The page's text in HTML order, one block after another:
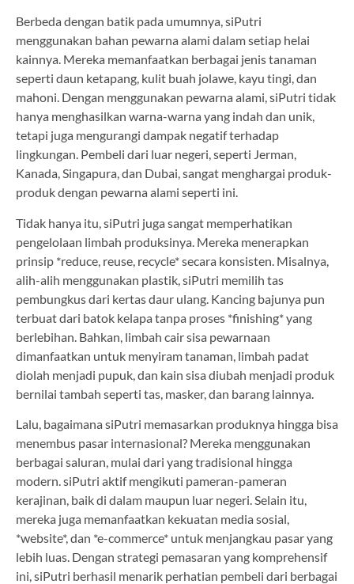
Berbeda dengan batik pada umumnya, siPutri
menggunakan bahan pewarna alami dalam setiap helai
kainnya. Mereka memanfaatkan berbagai jenis tanaman
seperti daun ketapang, kulit buah jolawe, kayu tingi, dan
mahoni. Dengan menggunakan pewarna alami, siPutri tidak
hanya menghasilkan warna-warna yang indah dan unik,
tetapi juga mengurangi dampak negatif terhadap
lingkungan. Pembeli dari luar negeri, seperti Jerman,
Kanada, Singapura, dan Dubai, sangat menghargai produk-
produk dengan pewarna alami seperti ini.
Tidak hanya itu, siPutri juga sangat memperhatikan
pengelolaan limbah produksinya. Mereka menerapkan
prinsip *reduce, reuse, recycle* secara konsisten. Misalnya,
alih-alih menggunakan plastik, siPutri memilih tas
pembungkus dari kertas daur ulang. Kancing bajunya pun
terbuat dari batok kelapa tanpa proses *finishing* yang
berlebihan. Bahkan, limbah cair sisa pewarnaan
dimanfaatkan untuk menyiram tanaman, limbah padat
diolah menjadi pupuk, dan kain sisa diubah menjadi produk
bernilai tambah seperti tas, masker, dan barang lainnya.
Lalu, bagaimana siPutri memasarkan produknya hingga bisa
menembus pasar internasional? Mereka menggunakan
berbagai saluran, mulai dari yang tradisional hingga
modern. siPutri aktif mengikuti pameran-pameran
kerajinan, baik di dalam maupun luar negeri. Selain itu,
mereka juga memanfaatkan kekuatan media sosial,
*website*, dan *e-commerce* untuk menjangkau pasar yang
lebih luas. Dengan strategi pemasaran yang komprehensif
ini, siPutri berhasil menarik perhatian pembeli dari berbagai